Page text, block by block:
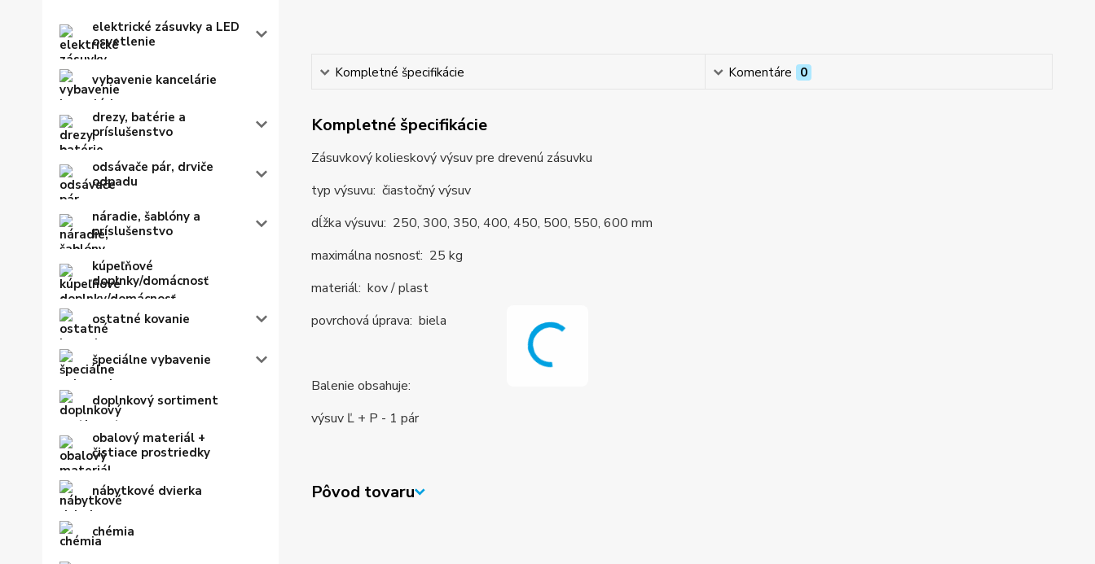
elektrické zásuvky a LED
osvetlenie
vybavenie kancelárie
drezy, batérie a
príslušenstvo
odsávače pár, drviče
odpadu
náradie, šablóny a
príslušenstvo
kúpeľňové
doplnky/domácnosť
ostatné kovanie
špeciálne vybavenie
doplnkový sortiment
obalový materiál +
čistiace prostriedky
nábytkové dvierka
chémia
Kompletné špecifikácie Komentáre 0
Kompletné špecifikácie
Zásuvkový kolieskový výsuv pre drevenú zásuvku
typ výsuvu: čiastočný výsuv
dĺžka výsuvu: 250, 300, 350, 400, 450, 500, 550, 600 mm
maximálna nosnosť: 25 kg
materiál: kov / plast
povrchová úprava: biela
Balenie obsahuje:
výsuv Ľ + P - 1 pár
Pôvod tovaru